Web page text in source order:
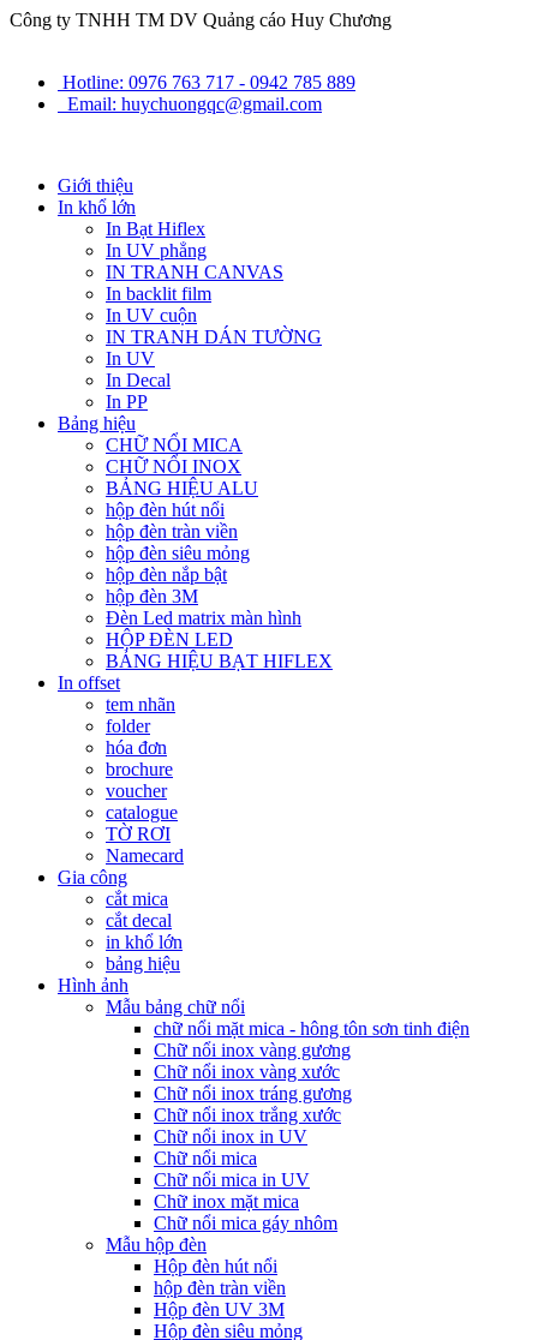
Công ty TNHH TM DV Quảng cáo Huy Chương
Hotline: 0976 763 717 - 0942 785 889
Email: huychuongqc@gmail.com
Giới thiệu
In khổ lớn
In Bạt Hiflex
In UV phẳng
IN TRANH CANVAS
In backlit film
In UV cuộn
IN TRANH DÁN TƯỜNG
In UV
In Decal
In PP
Bảng hiệu
CHỮ NỔI MICA
CHỮ NỔI INOX
BẢNG HIỆU ALU
hộp đèn hút nổi
hộp đèn tràn viền
hộp đèn siêu mỏng
hộp đèn nắp bật
hộp đèn 3M
Đèn Led matrix màn hình
HỘP ĐÈN LED
BẢNG HIỆU BẠT HIFLEX
In offset
tem nhãn
folder
hóa đơn
brochure
voucher
catalogue
TỜ RƠI
Namecard
Gia công
cắt mica
cắt decal
in khổ lớn
bảng hiệu
Hình ảnh
Mẫu bảng chữ nổi
chữ nổi mặt mica - hông tôn sơn tinh điện
Chữ nổi inox vàng gương
Chữ nổi inox vàng xước
Chữ nổi inox tráng gương
Chữ nổi inox trắng xước
Chữ nổi inox in UV
Chữ nổi mica
Chữ nổi mica in UV
Chữ inox mặt mica
Chữ nổi mica gáy nhôm
Mẫu hộp đèn
Hộp đèn hút nổi
hộp đèn tràn viền
Hộp đèn UV 3M
Hộp đèn siêu mỏng